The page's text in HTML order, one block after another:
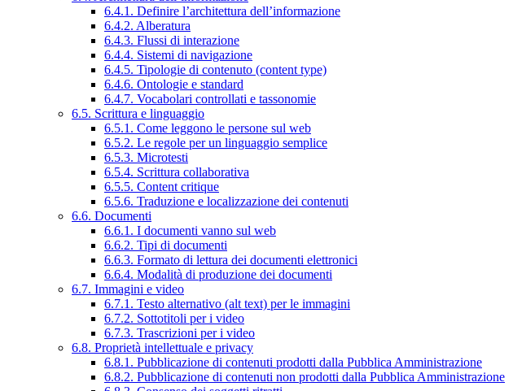
6.4.1. Definire l’architettura dell’informazione
6.4.2. Alberatura
6.4.3. Flussi di interazione
6.4.4. Sistemi di navigazione
6.4.5. Tipologie di contenuto (content type)
6.4.6. Ontologie e standard
6.4.7. Vocabolari controllati e tassonomie
6.5. Scrittura e linguaggio
6.5.1. Come leggono le persone sul web
6.5.2. Le regole per un linguaggio semplice
6.5.3. Microtesti
6.5.4. Scrittura collaborativa
6.5.5. Content critique
6.5.6. Traduzione e localizzazione dei contenuti
6.6. Documenti
6.6.1. I documenti vanno sul web
6.6.2. Tipi di documenti
6.6.3. Formato di lettura dei documenti elettronici
6.6.4. Modalità di produzione dei documenti
6.7. Immagini e video
6.7.1. Testo alternativo (alt text) per le immagini
6.7.2. Sottotitoli per i video
6.7.3. Trascrizioni per i video
6.8. Proprietà intellettuale e privacy
6.8.1. Pubblicazione di contenuti prodotti dalla Pubblica Amministrazione
6.8.2. Pubblicazione di contenuti non prodotti dalla Pubblica Amministrazione